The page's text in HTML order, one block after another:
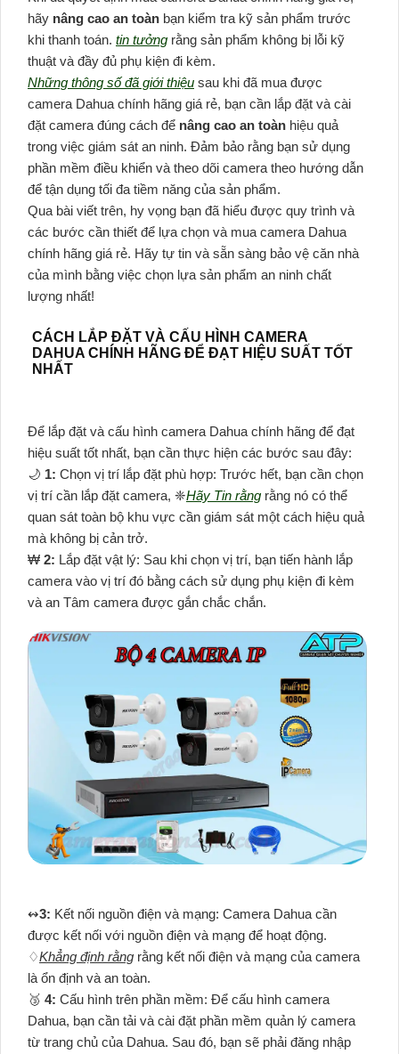
hãy nâng cao an toàn bạn kiểm tra kỹ sản phẩm trước
khi thanh toán. tin tưởng rằng sản phẩm không bị lỗi kỹ
thuật và đầy đủ phụ kiện đi kèm.
Những thông số đã giới thiệu sau khi đã mua được
camera Dahua chính hãng giá rẻ, bạn cần lắp đặt và cài
đặt camera đúng cách để nâng cao an toàn hiệu quả
trong việc giám sát an ninh. Đảm bảo rằng bạn sử dụng
phần mềm điều khiển và theo dõi camera theo hướng dẫn
để tận dụng tối đa tiềm năng của sản phẩm.
Qua bài viết trên, hy vọng bạn đã hiểu được quy trình và
các bước cần thiết để lựa chọn và mua camera Dahua
chính hãng giá rẻ. Hãy tự tin và sẵn sàng bảo vệ căn nhà
của mình bằng việc chọn lựa sản phẩm an ninh chất
lượng nhất!
CÁCH LẮP ĐẶT VÀ CẤU HÌNH CAMERA
DAHUA CHÍNH HÃNG ĐỂ ĐẠT HIỆU SUẤT TỐT
NHẤT
Để lắp đặt và cấu hình camera Dahua chính hãng để đạt
hiệu suất tốt nhất, bạn cần thực hiện các bước sau đây:
🌙 1: Chọn vị trí lắp đặt phù hợp: Trước hết, bạn cần chọn
vị trí cần lắp đặt camera, ❈Hãy Tin rằng rằng nó có thể
quan sát toàn bộ khu vực cần giám sát một cách hiệu quả
mà không bị cản trở.
₩ 2: Lắp đặt vật lý: Sau khi chọn vị trí, bạn tiến hành lắp
camera vào vị trí đó bằng cách sử dụng phụ kiện đi kèm
và an Tâm camera được gắn chắc chắn.
↭3: Kết nối nguồn điện và mạng: Camera Dahua cần
được kết nối với nguồn điện và mạng để hoạt động.
♢Khẳng định rằng rằng kết nối điện và mạng của camera
là ổn định và an toàn.
🥉 4: Cấu hình trên phần mềm: Để cấu hình camera
Dahua, bạn cần tải và cài đặt phần mềm quản lý camera
từ trang chủ của Dahua. Sau đó, bạn sẽ phải đăng nhập